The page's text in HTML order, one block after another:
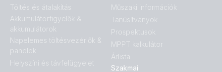
Töltés és átalakítás
Akkumulátorfigyelők &
akkumulátorok
Napelemes töltésvezérlők &
panelek
Helyszíni és távfelügyelet
Műszaki információk
Tanúsítványok
Prospektusok
MPPT kalkulátor
Árlista
Szakmai